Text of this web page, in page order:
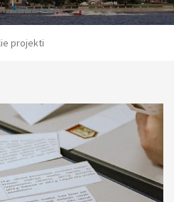
projekti